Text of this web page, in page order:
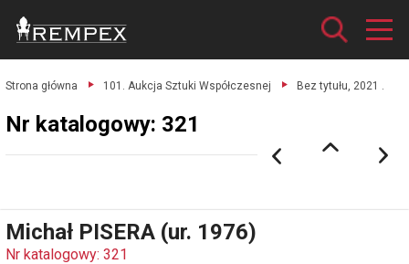
Strona główna 101. Aukcja Sztuki Współczesnej Bez tytułu, 2021 .
Nr katalogowy: 321
Michał PISERA (ur. 1976)
Nr katalogowy: 321